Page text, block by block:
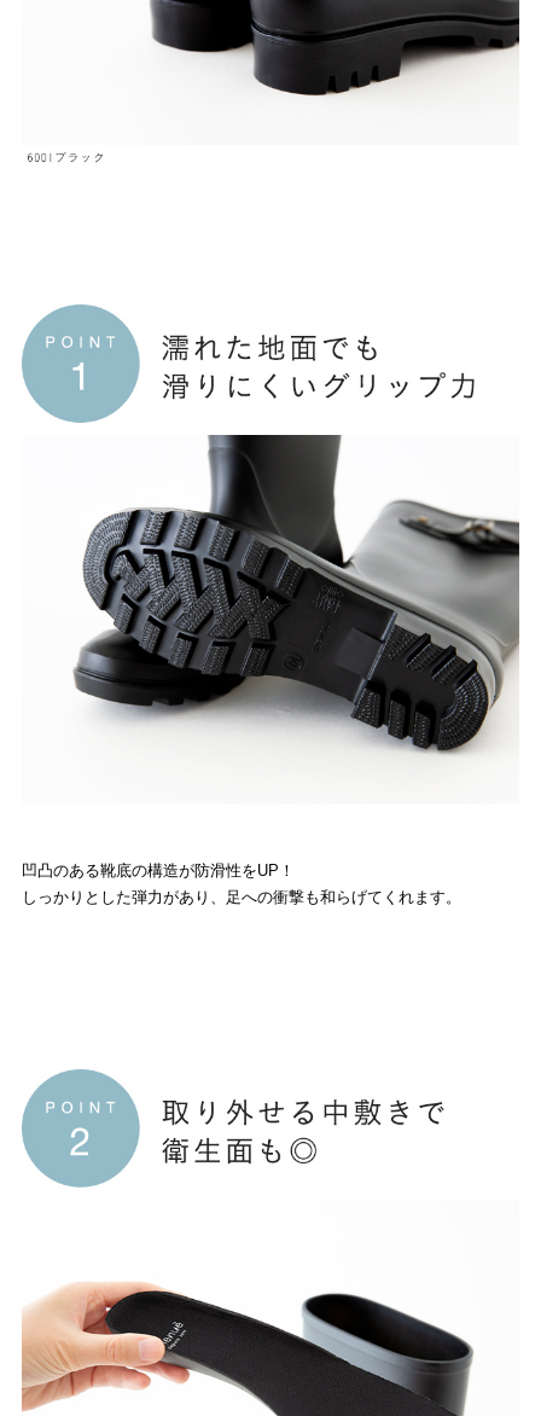
凹凸のある靴底の構造が防滑性をUP！
しっかりとした弾力があり、足への衝撃も和らげてくれます。